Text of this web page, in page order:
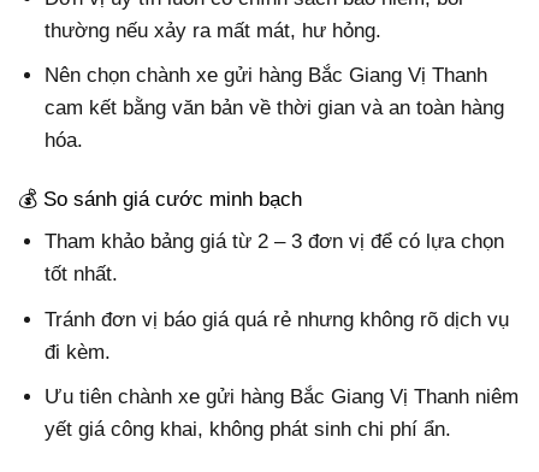
thường nếu xảy ra mất mát, hư hỏng.
Nên chọn chành xe gửi hàng Bắc Giang Vị Thanh
cam kết bằng văn bản về thời gian và an toàn hàng
hóa.
💰 So sánh giá cước minh bạch
Tham khảo bảng giá từ 2 – 3 đơn vị để có lựa chọn
tốt nhất.
Tránh đơn vị báo giá quá rẻ nhưng không rõ dịch vụ
đi kèm.
Ưu tiên chành xe gửi hàng Bắc Giang Vị Thanh niêm
yết giá công khai, không phát sinh chi phí ẩn.